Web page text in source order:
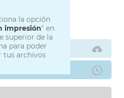
la opción
impresión" en
superior de la
para poder
tus archivos